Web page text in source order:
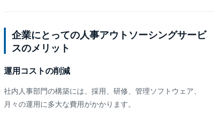
企業にとっての人事アウトソーシングサービ
スのメリット
運用コストの削減
社内人事部門の構築には、採用、研修、管理ソフトウェア、
月々の運用に多大な費用がかかります。